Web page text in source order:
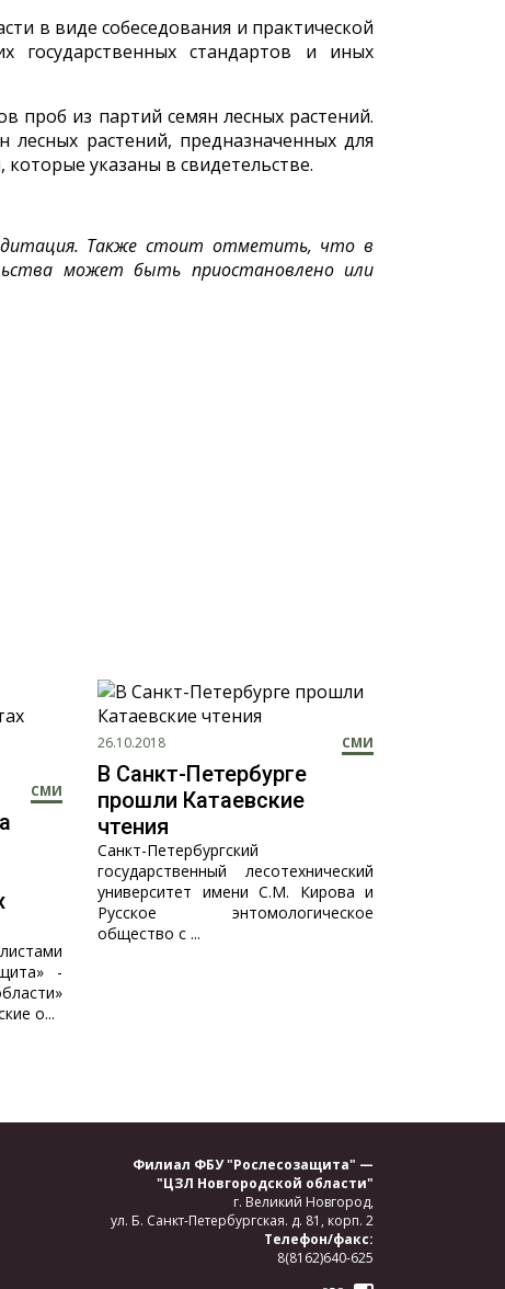
в виде собеседования и практической
государственных стандартов и иных
проб из партий семян лесных растений.
растений, предназначенных для
указаны в свидетельстве.
Также стоит отметить, что в
может быть приостановлено или
СМИ
-
о...
26.10.2018 СМИ
В Санкт-Петербурге
прошли Катаевские
чтения
Санкт-Петербургский
государственный лесотехнический
университет имени С.М. Кирова и
Русское энтомологическое
общество с ...
Филиал ФБУ "Рослесозащита" —
"ЦЗЛ Новгородской области"
г. Великий Новгород,
ул. Б. Санкт-Петербургская. д. 81, корп. 2
Телефон/факс:
8(8162)640-625